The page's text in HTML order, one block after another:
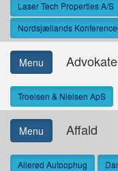
Laser Tech Properties A/S
Nordsjællands
Menu
Troelsen & Nielsen ApS
Menu Affald
Allerød Autoophug